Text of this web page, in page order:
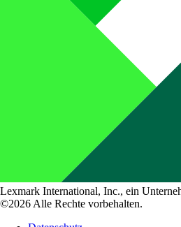
Lexmark International, Inc., ein
©2026 Alle Rechte vorbehalten.